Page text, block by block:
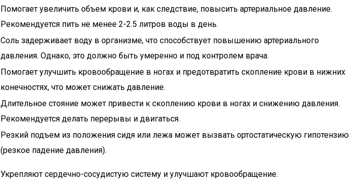
Помогает увеличить объем крови и, как следствие, повысить артериальное давление.
Рекомендуется пить не менее 2-2.5 литров воды в день.
Соль задерживает воду в организме, что способствует повышению артериального
давления. Однако, это должно быть умеренно и под контролем врача.
Помогает улучшить кровообращение в ногах и предотвратить скопление крови в нижних
конечностях, что может снижать давление.
Длительное стояние может привести к скоплению крови в ногах и снижению давления.
Рекомендуется делать перерывы и двигаться.
Резкий подъем из положения сидя или лежа может вызвать ортостатическую гипотензию
(резкое падение давления).
Укрепляют сердечно-сосудистую систему и улучшают кровообращение.